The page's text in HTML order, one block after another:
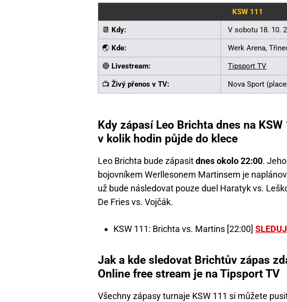
KSW 111
📆 Kdy: V sobotu 18. 10.
🌏 Kde: Werk Arena,
🔴 Livestream: Tipsport TV
📺 Živý přenos v TV: Nova Sport
Kdy zápasí Leo Brichta dnes na
v kolik hodin půjde do klece
Leo Brichta bude zápasitdnes okolo 22:00.
bojovníkem Werllesonem Martinsem je
už bude následovat pouze duel Haratyk vs.
De Fries vs. Vojčák.
KSW 111: Brichta vs. Martins [22:00]
Jak a kde sledovat Brichtův zápas
Online free stream je na Tipsport TV
Všechny zápasy turnaje KSW 111 si můžete